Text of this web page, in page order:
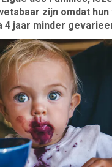
zijn omdat
4 jaar minder